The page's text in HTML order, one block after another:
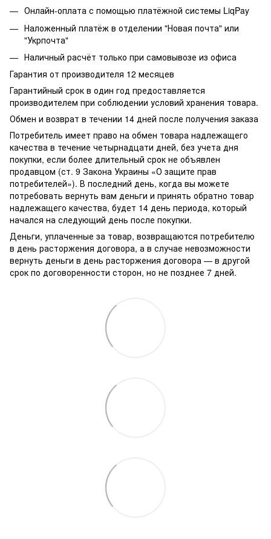
Онлайн-оплата с помощью платёжной системы LiqPay
Наложенный платёж в отделении "Новая почта" или
"Укрпочта"
Наличный расчёт только при самовывозе из офиса
Гарантия от производителя 12 месяцев
Гарантийный срок в один год предоставляется
производителем при соблюдении условий хранения товара.
Обмен и возврат в течении 14 дней после получения заказа
Потребитель имеет право на обмен товара надлежащего
качества в течение четырнадцати дней, без учета дня
покупки, если более длительный срок не объявлен
продавцом (ст. 9 Закона Украины «О защите прав
потребителей»). В последний день, когда вы можете
потребовать вернуть вам деньги и принять обратно товар
надлежащего качества, будет 14 день периода, который
начался на следующий день после покупки.
Деньги, уплаченные за товар, возвращаются потребителю
в день расторжения договора, а в случае невозможности
вернуть деньги в день расторжения договора — в другой
срок по договоренности сторон, но не позднее 7 дней.